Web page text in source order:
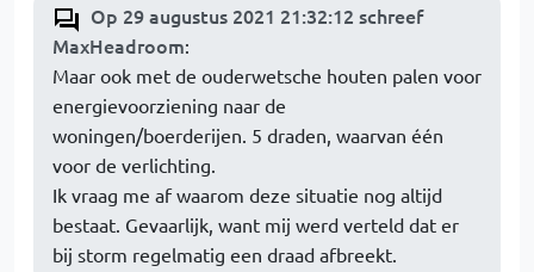
Op 29 augustus 2021 21:32:12 schreef
MaxHeadroom:
Maar ook met de ouderwetsche houten palen voor
energievoorziening naar de
woningen/boerderijen. 5 draden, waarvan één
voor de verlichting.
Ik vraag me af waarom deze situatie nog altijd
bestaat. Gevaarlijk, want mij werd verteld dat er
bij storm regelmatig een draad afbreekt.